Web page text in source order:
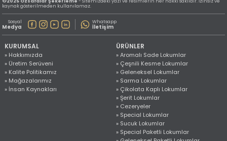
kaynak gösterilmeden kullanılamaz.
Sosyal
Medya
Whatsapp
İletişim
KURUMSAL
» Hakkımızda
» Üretim Serüveni
» Kalite Politikamız
» Mağazalarımız
» İnsan Kaynakları
ÜRÜNLER
» Aromalı Sade Lokumlar
» Çeşnili Kesme Lokumlar
» Geleneksel Lokumlar
» Sarma Lokumlar
» Çikolata Kaplı Lokumlar
» Şerit Lokumlar
» Cezeryeler
» Special Lokumlar
» Sucuk Lokumlar
» Special Paketli Lokumlar